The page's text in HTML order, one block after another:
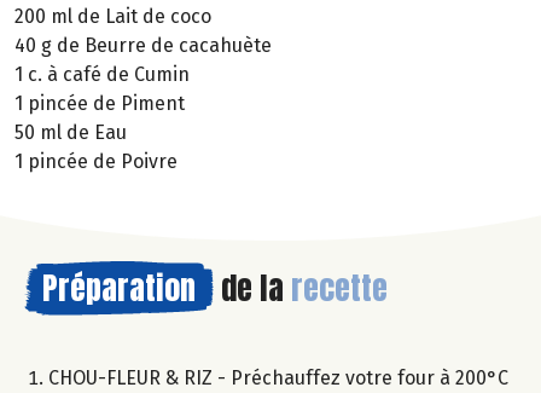
200 ml de Lait de coco
40 g de Beurre de cacahuète
1 c. à café de Cumin
1 pincée de Piment
50 ml de Eau
1 pincée de Poivre
Préparation de la recette
CHOU-FLEUR & RIZ - Préchauffez votre four à 200°C